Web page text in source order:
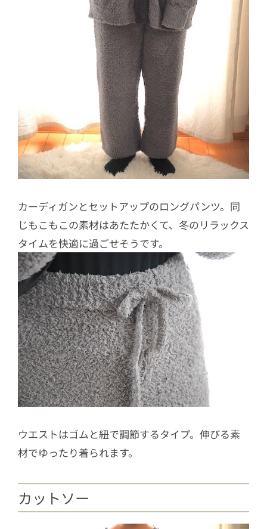
カーディガンとセットアップのロングパンツ。同
じもこもこの素材はあたたかくて、冬のリラックス
タイムを快適に過ごせそうです。
ウエストはゴムと紐で調節するタイプ。伸びる素
材でゆったり着られます。
カットソー